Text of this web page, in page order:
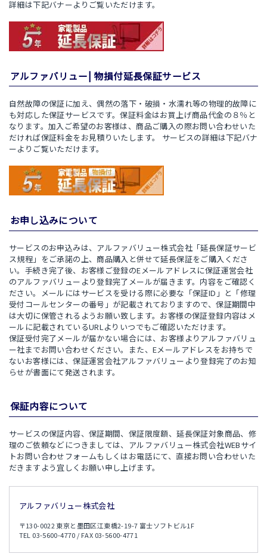
詳細は下記バナーよりご覧いただけます。
アルファバリュー| 物損付延長保証サービス
自然故障の保証に加え、偶然の落下・破損・水濡れ等の物理的故障に
も対応した保証サービスです。保証料金はお買上げ商品代金の８％と
なります。加入ご希望のお客様は、商品ご購入の際お問い合わせいた
だければ保証料金をお見積りいたします。 サービスの詳細は下記バナ
ーよりご覧いただけます。
お申し込みについて
サービスのお申込みは、アルファバリュー株式会社「延長保証サービ
ス規程」をご承諾の上、商品購入と併せて延長保証をご購入くださ
い。手続き完了後、お客様ご登録のEメールアドレスに保証運営会社
のアルファバリューより登録完了メールが届きます。内容をご確認く
ださい。メールにはサービスを受ける際に必要な「保証ID」と「修理
受付コールセンターの番号」が記載されておりますので、保証期間中
は大切に保管されるようお願い致します。お客様の保証登録内容はメ
ールに記載されているURLよりいつでもご確認いただけます。
保証受付完了メールが届かない場合には、お客様よりアルファバリュ
ー社までお問い合わせください。また、Eメールアドレスをお持ちで
ないお客様には、保証運営会社アルファバリューより登録完了のお知
らせが書面にて発送されます。
保証内容について
サービスの保証内容、保証期間、保証限度額、延長保証対象商品、修
理のご依頼などにつきましては、アルファバリュー株式会社WEBサイ
トお問い合わせフォームもしくはお電話にて、直接お問い合わせいた
だきますよう宜しくお願い申し上げます。
アルファバリュー株式会社
〒130-0022 東京と墨田区江東橋2-19-7 富士ソフトビル1F
TEL 03-5600-4770 / FAX 03-5600-4771